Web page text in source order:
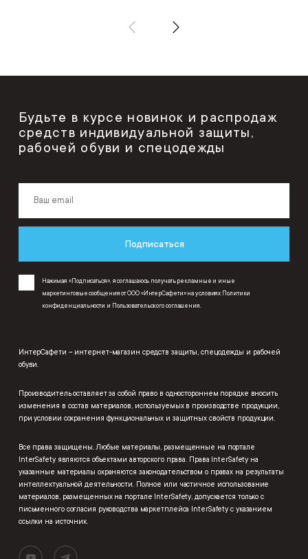
Будьте в курсе новинок и распродаж
средств индивидуальной защиты,
рабочей обуви и спецодежды
Подписаться
Нажимая «Подписаться», я соглашаюсь получать рекламные и иные
маркетинговые сообщения от ООО «ИнтерСафети» на условиях Политики
конфиденциальности и Пользовательского соглашения.
ИнтерСафети – интернет-магазин средств защиты, спецодежды и рабочей
обуви.
Производитель оставляет за собой право в одностороннем порядке вносить
изменения в состав материалов, используемых в производстве продукции,
при условии сохранения функциональных и защитных свойств продукции.
Все права защищены. Любые материалы, размещенные на портале
InterSafety являются объектами авторского права. Права InterSafety на
указанные материалы охраняются законодательством о правах на результаты
интеллектуальной деятельности. Полное или частичное использование
материалов, размещенных на портале InterSafety, допускается только с
письменного согласия руководства маркетплейса InterSafety с указанием
ссылки на источник.